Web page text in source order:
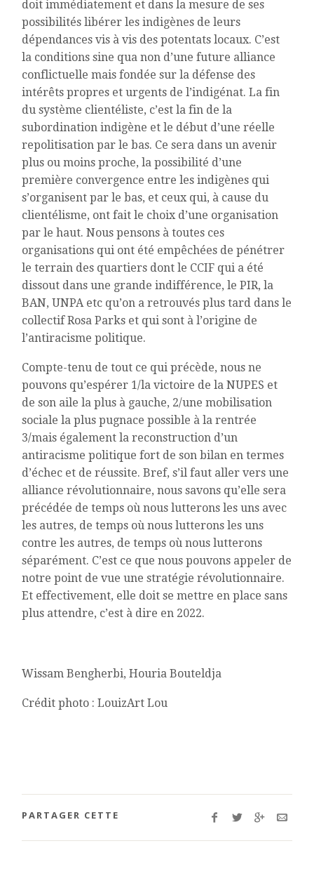
doit immédiatement et dans la mesure de ses
possibilités libérer les indigènes de leurs
dépendances vis à vis des potentats locaux. C’est
la conditions sine qua non d’une future alliance
conflictuelle mais fondée sur la défense des
intérêts propres et urgents de l’indigénat. La fin
du système clientéliste, c’est la fin de la
subordination indigène et le début d’une réelle
repolitisation par le bas. Ce sera dans un avenir
plus ou moins proche, la possibilité d’une
première convergence entre les indigènes qui
s’organisent par le bas, et ceux qui, à cause du
clientélisme, ont fait le choix d’une organisation
par le haut. Nous pensons à toutes ces
organisations qui ont été empêchées de pénétrer
le terrain des quartiers dont le CCIF qui a été
dissout dans une grande indifférence, le PIR, la
BAN, UNPA etc qu’on a retrouvés plus tard dans le
collectif Rosa Parks et qui sont à l’origine de
l’antiracisme politique.
Compte-tenu de tout ce qui précède, nous ne
pouvons qu’espérer 1/la victoire de la NUPES et
de son aile la plus à gauche, 2/une mobilisation
sociale la plus pugnace possible à la rentrée
3/mais également la reconstruction d’un
antiracisme politique fort de son bilan en termes
d’échec et de réussite. Bref, s’il faut aller vers une
alliance révolutionnaire, nous savons qu’elle sera
précédée de temps où nous lutterons les uns avec
les autres, de temps où nous lutterons les uns
contre les autres, de temps où nous lutterons
séparément. C’est ce que nous pouvons appeler de
notre point de vue une stratégie révolutionnaire.
Et effectivement, elle doit se mettre en place sans
plus attendre, c’est à dire en 2022.
Wissam Bengherbi, Houria Bouteldja
Crédit photo : LouizArt Lou
PARTAGER CETTE